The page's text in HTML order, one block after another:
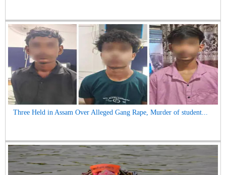
Three Held in Assam Over Alleged Gang Rape, Murder of student...